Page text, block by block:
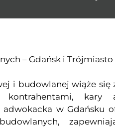
– Gdańsk i Trójmiasto
i budowlanej wiąże się
kary
w Gdańsku